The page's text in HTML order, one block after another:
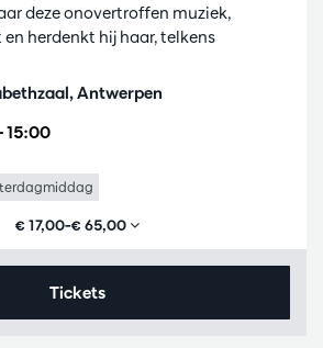
15:00
deze onovertroffen muziek,
herdenkt hij haar, telkens
Antwerpen
€ 17,00–€ 65,00
Tickets